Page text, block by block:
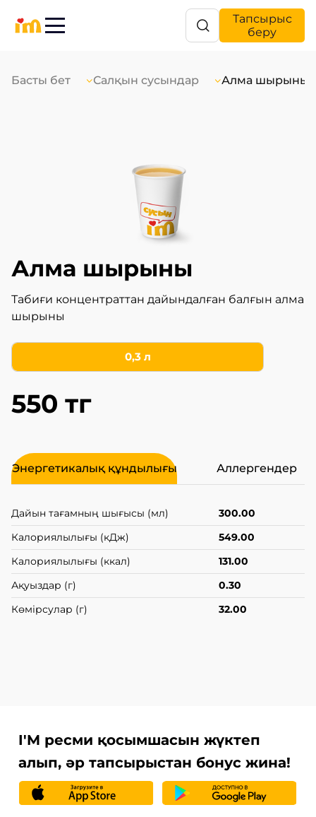
Тапсырыс
беру
Басты бет Салқын сусындар Алма шырыны
Алма шырыны
Табиғи концентраттан дайындалған балғын алма
шырыны
0,3 л
550 тг
Энергетикалық құндылығы Аллергендер
Дайын тағамның шығысы (мл)
300.00
Калориялылығы (кДж)
549.00
Калориялылығы (ккал)
131.00
Ақуыздар (г)
0.30
Көмірсулар (г)
32.00
I'M ресми қосымшасын жүктеп
алып, әр тапсырыстан бонус жина!